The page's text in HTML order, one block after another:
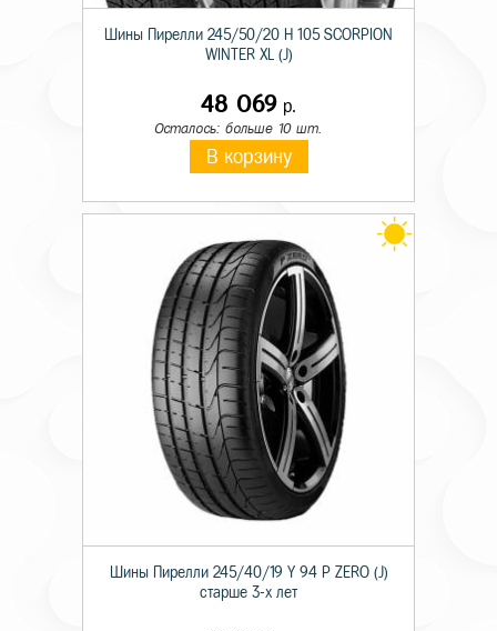
Шины Пирелли 245/50/20 H 105 SCORPION
WINTER XL (J)
48 069 р.
Осталось: больше 10 шт.
В корзину
Шины Пирелли 245/40/19 Y 94 P ZERO (J)
старше 3-х лет